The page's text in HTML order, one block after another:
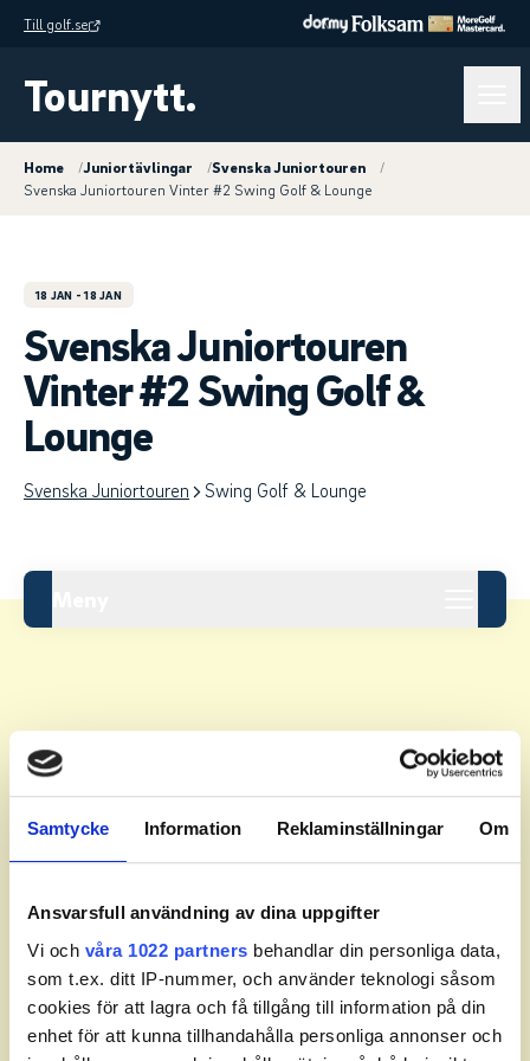
Samtycke Information Reklaminställningar Om
Ansvarsfull användning av dina uppgifter
Vi och våra 1022 partners behandlar din personliga data,
som t.ex. ditt IP-nummer, och använder teknologi såsom
cookies för att lagra och få tillgång till information på din
enhet för att kunna tillhandahålla personliga annonser och
Till golf.se
Tournytt.
Home /Juniortävlingar /Svenska Juniortouren
/
Svenska Juniortouren Vinter #2 Swing Golf & Lounge
18 JAN - 18 JAN
Svenska Juniortouren
Vinter #2 Swing Golf &
Lounge
Svenska Juniortouren Swing Golf & Lounge
Leaderboard.
Pos Namn
Inga resultat tillgängliga ännu.